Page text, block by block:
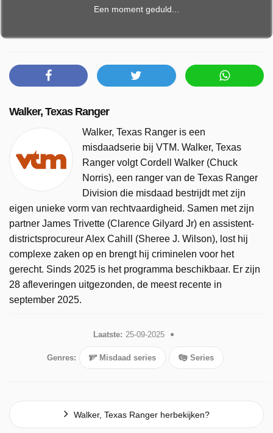
Een moment geduld...
Walker, Texas Ranger
Walker, Texas Ranger is een
misdaadserie bij VTM. Walker, Texas
Ranger volgt Cordell Walker (Chuck
Norris), een ranger van de Texas Ranger
Division die misdaad bestrijdt met zijn
eigen unieke vorm van rechtvaardigheid. Samen met zijn
partner James Trivette (Clarence Gilyard Jr) en assistent-
districtsprocureur Alex Cahill (Sheree J. Wilson), lost hij
complexe zaken op en brengt hij criminelen voor het
gerecht. Sinds 2025 is het programma beschikbaar. Er zijn
28 afleveringen uitgezonden, de meest recente in
september 2025.
Laatste: 25-09-2025
Genres: Misdaad series Series
Walker, Texas Ranger herbekijken?